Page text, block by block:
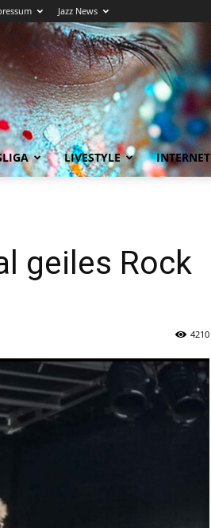
Jazz News
LIVESTYLE INTERNET
geiles Rock
4210